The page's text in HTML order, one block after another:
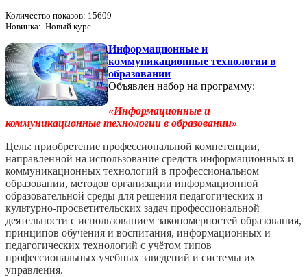
Количество показов: 15609
Новинка: Новый курс
Информационные и
коммуникационные технологии в
образовании
Объявлен набор на программу:
«Информационные и
коммуникационные технологии в образовании»
Цель: приобретение профессиональной компетенции,
направленной на использование средств информационных и
коммуникационных технологий в профессиональном
образовании, методов организации информационной
образовательной среды для решения педагогических и
культурно-­просветительских задач профессиональной
деятельности с использованием закономерностей образования,
принципов обучения и воспитания, информационных и
педагогических технологий с учётом типов
профессиональных учебных заведений и системы их
управления.